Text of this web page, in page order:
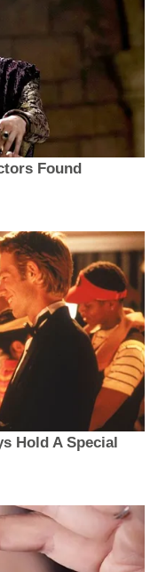
Found
Hold A Special